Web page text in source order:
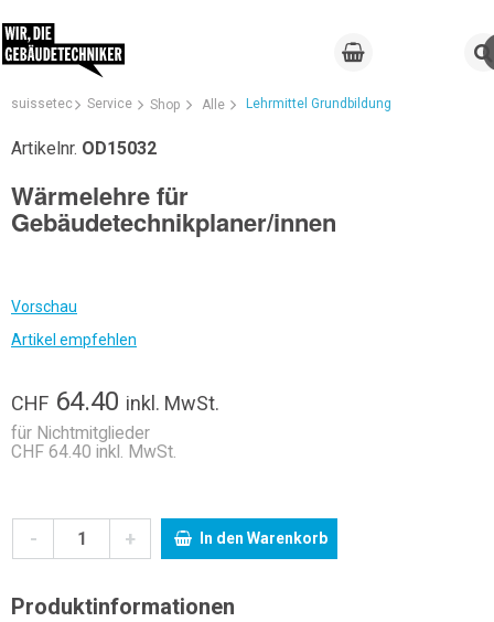
suissetec Service Shop Alle Lehrmittel Grundbildung
Artikelnr. OD15032
Wärmelehre für
Gebäudetechnikplaner/innen
Vorschau
Artikel empfehlen
CHF 64.40 inkl. MwSt.
für Nichtmitglieder
CHF 64.40 inkl. MwSt.
- + In den Warenkorb
Produktinformationen